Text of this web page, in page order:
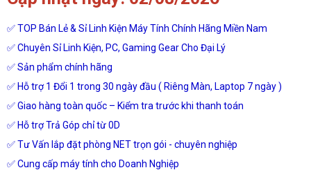
✅ TOP Bán Lẻ & Sỉ Linh Kiện Máy Tính Chính Hãng Miền Nam
✅ Chuyên Sỉ Linh Kiện, PC, Gaming Gear Cho Đại Lý
✅ Sản phẩm chính hãng
✅ Hỗ trợ 1 Đổi 1 trong 30 ngày đầu ( Riêng Màn, Laptop 7 ngày )
✅ Giao hàng toàn quốc – Kiểm tra trước khi thanh toán
✅ Hỗ trợ Trả Góp chỉ từ 0D
✅ Tư Vấn lắp đặt phòng NET trọn gói - chuyên nghiệp
✅ Cung cấp máy tính cho Doanh Nghiệp